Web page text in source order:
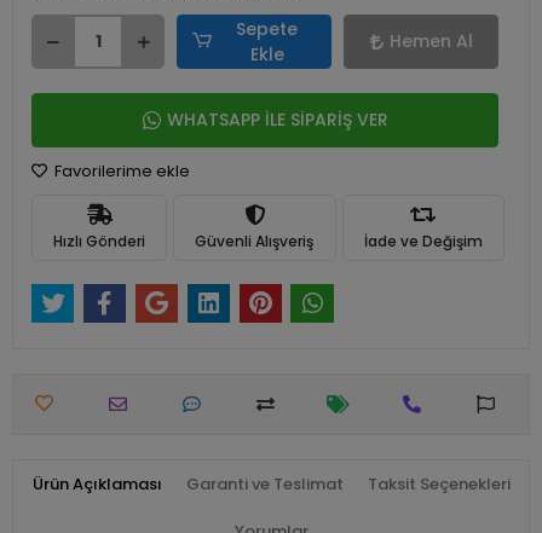
Sepete
Ekle
Hemen Al
WHATSAPP İLE SİPARİŞ VER
Favorilerime ekle
Hızlı Gönderi Güvenli Alışveriş İade ve Değişim
Ürün Açıklaması Garanti ve Teslimat Taksit Seçenekleri